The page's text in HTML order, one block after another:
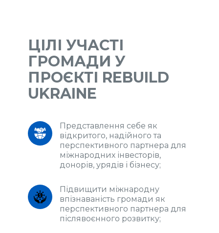
ЦІЛІ УЧАСТІ
ГРОМАДИ У
ПРОЄКТІ REBUILD
UKRAINE
Представлення себе як
відкритого, надійного та
перспективного партнера для
міжнародних інвесторів,
донорів, урядів і бізнесу;
Підвищити міжнародну
впізнаваність громади як
перспективного партнера для
післявоєнного розвитку;